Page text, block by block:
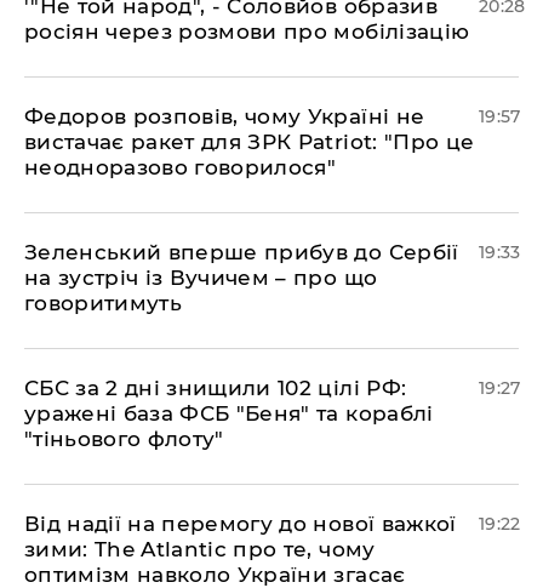
​'"Не той народ", - Соловйов образив
росіян через розмови про мобілізацію
20:28
​Федоров розповів, чому Україні не
вистачає ракет для ЗРК Patriot: "Про це
неодноразово говорилося"
19:57
​Зеленський вперше прибув до Сербії
на зустріч із Вучичем – про що
говоритимуть
19:33
​СБС за 2 дні знищили 102 цілі РФ:
уражені база ФСБ "Беня" та кораблі
"тіньового флоту"
19:27
​Від надії на перемогу до нової важкої
зими: The Atlantic про те, чому
оптимізм навколо України згасає
19:22